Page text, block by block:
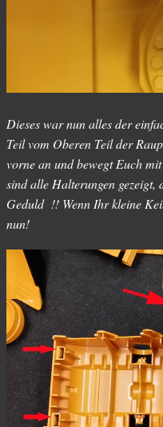
Dieses war nun alles der
Teil vom Oberen Teil der
vorne an und bewegt Euch
sind alle Halterungen gezeigt,
Geduld !! Wenn Ihr kleine
nun!